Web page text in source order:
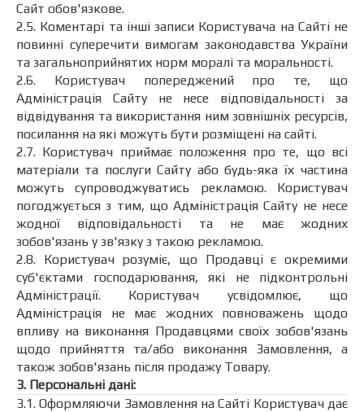
Сайт обов'язкове.
2.5. Коментарі та інші записи Користувача на Сайті не
повинні суперечити вимогам законодавства України
та загальноприйнятих норм моралі та моральності.
2.6. Користувач попереджений про те, що
Адміністрація Сайту не несе відповідальності за
відвідування та використання ним зовнішніх ресурсів,
посилання на які можуть бути розміщені на сайті.
2.7. Користувач приймає положення про те, що всі
матеріали та послуги Сайту або будь-яка їх частина
можуть супроводжуватись рекламою. Користувач
погоджується з тим, що Адміністрація Сайту не несе
жодної відповідальності та не має жодних
зобов'язань у зв'язку з такою рекламою.
2.8. Користувач розуміє, що Продавці є окремими
суб'єктами господарювання, які не підконтрольні
Адміністрації. Користувач усвідомлює, що
Адміністрація не має жодних повноважень щодо
впливу на виконання Продавцями своїх зобов'язань
щодо прийняття та/або виконання Замовлення, а
також зобов'язань після продажу Товару.
3. Персональні дані:
3.1. Оформляючи Замовлення на Сайті Користувач дає